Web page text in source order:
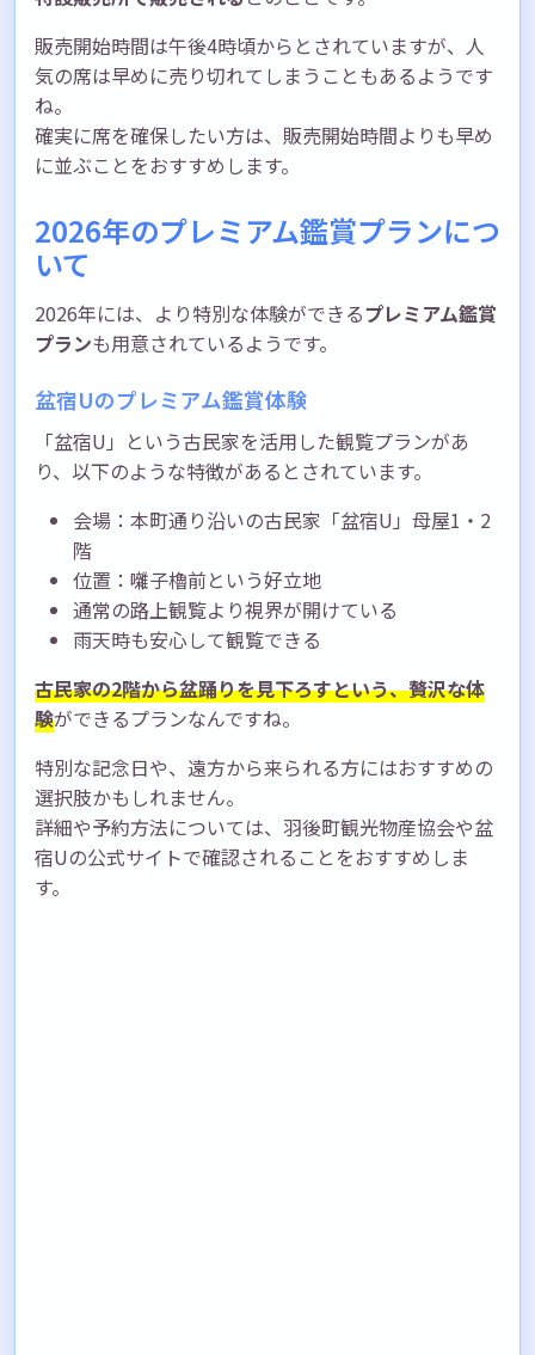
販売開始時間は午後4時頃からとされていますが、人
気の席は早めに売り切れてしまうこともあるようです
ね。
確実に席を確保したい方は、販売開始時間よりも早め
に並ぶことをおすすめします。
2026年のプレミアム鑑賞プランにつ
いて
2026年には、より特別な体験ができるプレミアム鑑賞
プランも用意されているようです。
盆宿Uのプレミアム鑑賞体験
「盆宿U」という古民家を活用した観覧プランがあ
り、以下のような特徴があるとされています。
会場：本町通り沿いの古民家「盆宿U」母屋1・2
階
位置：囃子櫓前という好立地
通常の路上観覧より視界が開けている
雨天時も安心して観覧できる
古民家の2階から盆踊りを見下ろすという、贅沢な体
験ができるプランなんですね。
特別な記念日や、遠方から来られる方にはおすすめの
選択肢かもしれません。
詳細や予約方法については、羽後町観光物産協会や盆
宿Uの公式サイトで確認されることをおすすめしま
す。